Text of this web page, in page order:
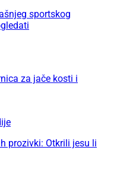
sportskog
za jače kosti i
prozivki: Otkrili jesu li